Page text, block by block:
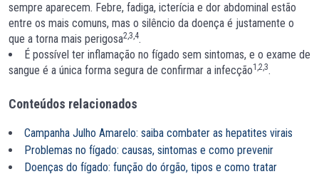
sempre aparecem. Febre, fadiga, icterícia e dor abdominal estão
entre os mais comuns, mas o silêncio da doença é justamente o
que a torna mais perigosa2,3,4.
É possível ter inflamação no fígado sem sintomas, e o exame de
sangue é a única forma segura de confirmar a infecção1,2,3.
Conteúdos relacionados
Campanha Julho Amarelo: saiba combater as hepatites virais
Problemas no fígado: causas, sintomas e como prevenir
Doenças do fígado: função do órgão, tipos e como tratar